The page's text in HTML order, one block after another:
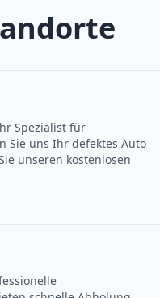
Spezialist für
Sie uns Ihr defektes Auto
unseren kostenlosen